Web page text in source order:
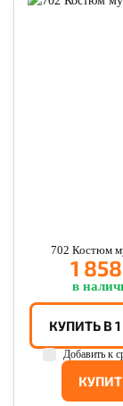
702 Костюм
1
в
КУПИТЬ В
Добавить к